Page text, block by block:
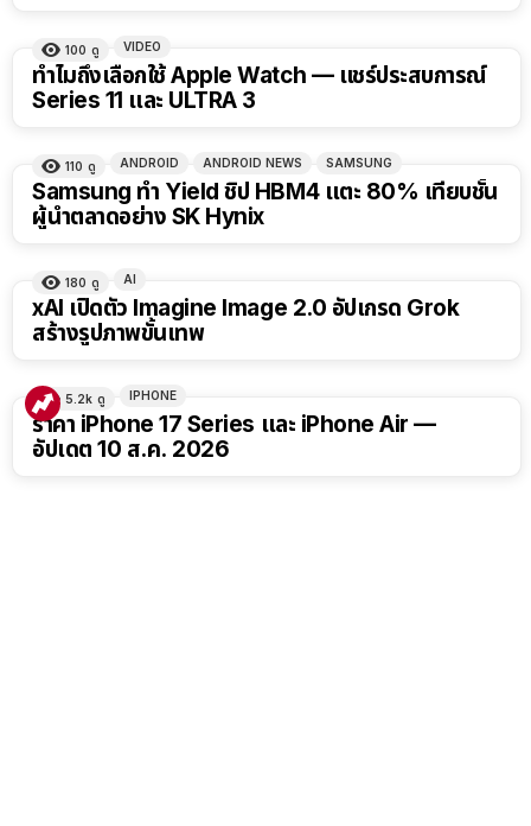
15:01
100 ดู VIDEO
ทำไมถึงเลือกใช้ Apple Watch — แชร์ประสบการณ์
Series 11 และ ULTRA 3
110 ดู ANDROID ANDROID NEWS SAMSUNG
Samsung ทำ Yield ชิป HBM4 แตะ 80% เทียบชั้น
ผู้นำตลาดอย่าง SK Hynix
180 ดู AI
xAI เปิดตัว Imagine Image 2.0 อัปเกรด Grok
สร้างรูปภาพขั้นเทพ
5.2k ดู IPHONE
ราคา iPhone 17 Series และ iPhone Air —
อัปเดต 10 ส.ค. 2026